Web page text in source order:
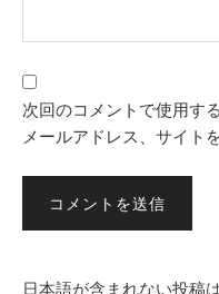
次回のコメントで使用す
メールアドレス、サイト
日本語が含まれない投稿